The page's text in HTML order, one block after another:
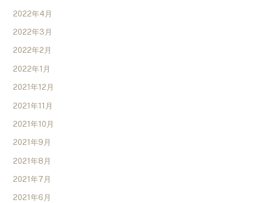
2022年4月
2022年3月
2022年2月
2022年1月
2021年12月
2021年11月
2021年10月
2021年9月
2021年8月
2021年7月
2021年6月